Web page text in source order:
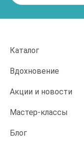
Каталог
Вдохновение
Акции и новости
Мастер-классы
Блог